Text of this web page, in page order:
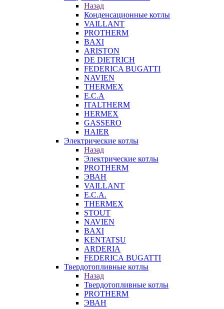
Назад
Конденсационные котлы
VAILLANT
PROTHERM
BAXI
ARISTON
DE DIETRICH
FEDERICA BUGATTI
NAVIEN
THERMEX
E.C.A
ITALTHERM
HERMEX
GASSERO
HAIER
Электрические котлы
Назад
Электрические котлы
PROTHERM
ЭВАН
VAILLANT
E.C.A.
THERMEX
STOUT
NAVIEN
BAXI
KENTATSU
ARDERIA
FEDERICА BUGATTI
Твердотопливные котлы
Назад
Твердотопливные котлы
PROTHERM
ЭВАН